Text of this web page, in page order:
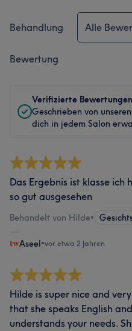
Behandlung Alle
Bewertung
Verifizierte Bewertungen
Geschrieben von
dich in jedem Salon
Das Ergebnis ist klasse ich
so gut ausgesehen
Behandelt von Hilde•
Aseel•vor etwa 2 Jahren
Hilde is super nice and
that she speaks English
understands your needs.